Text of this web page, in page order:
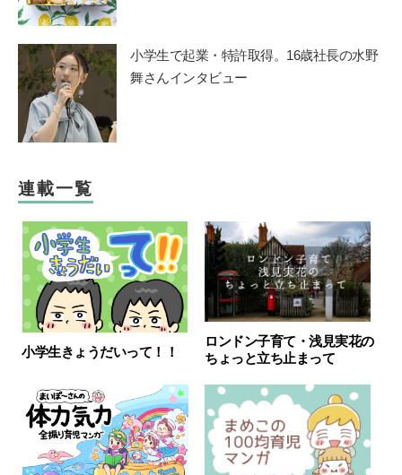
小学生で起業・特許取得。16歳社長の水野
舞さんインタビュー
連載一覧
小学生きょうだいって！！
ロンドン子育て・浅見実花の
ちょっと立ち止まって